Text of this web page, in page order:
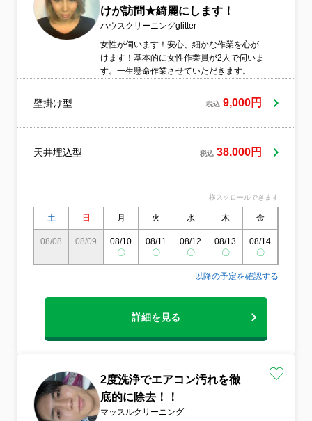
けが訪問★綺麗にします！
ハウスクリーニングglitter
女性が伺います！安心、細かな作業を心が
けます！基本的に女性作業員が2人で伺いま
す。一生懸命作業させていただきます。
壁掛け型 税込 9,000円
天井埋込型 税込 38,000円
横スクロールできます
土 日 月 火 水 木 金
08/08
-
08/09
-
08/10
〇
08/11
〇
08/12
〇
08/13
〇
08/14
〇
以降の予定を確認する
詳細を見る
2度洗浄でエアコン汚れを徹
底的に除去！！
マッスルクリーニング